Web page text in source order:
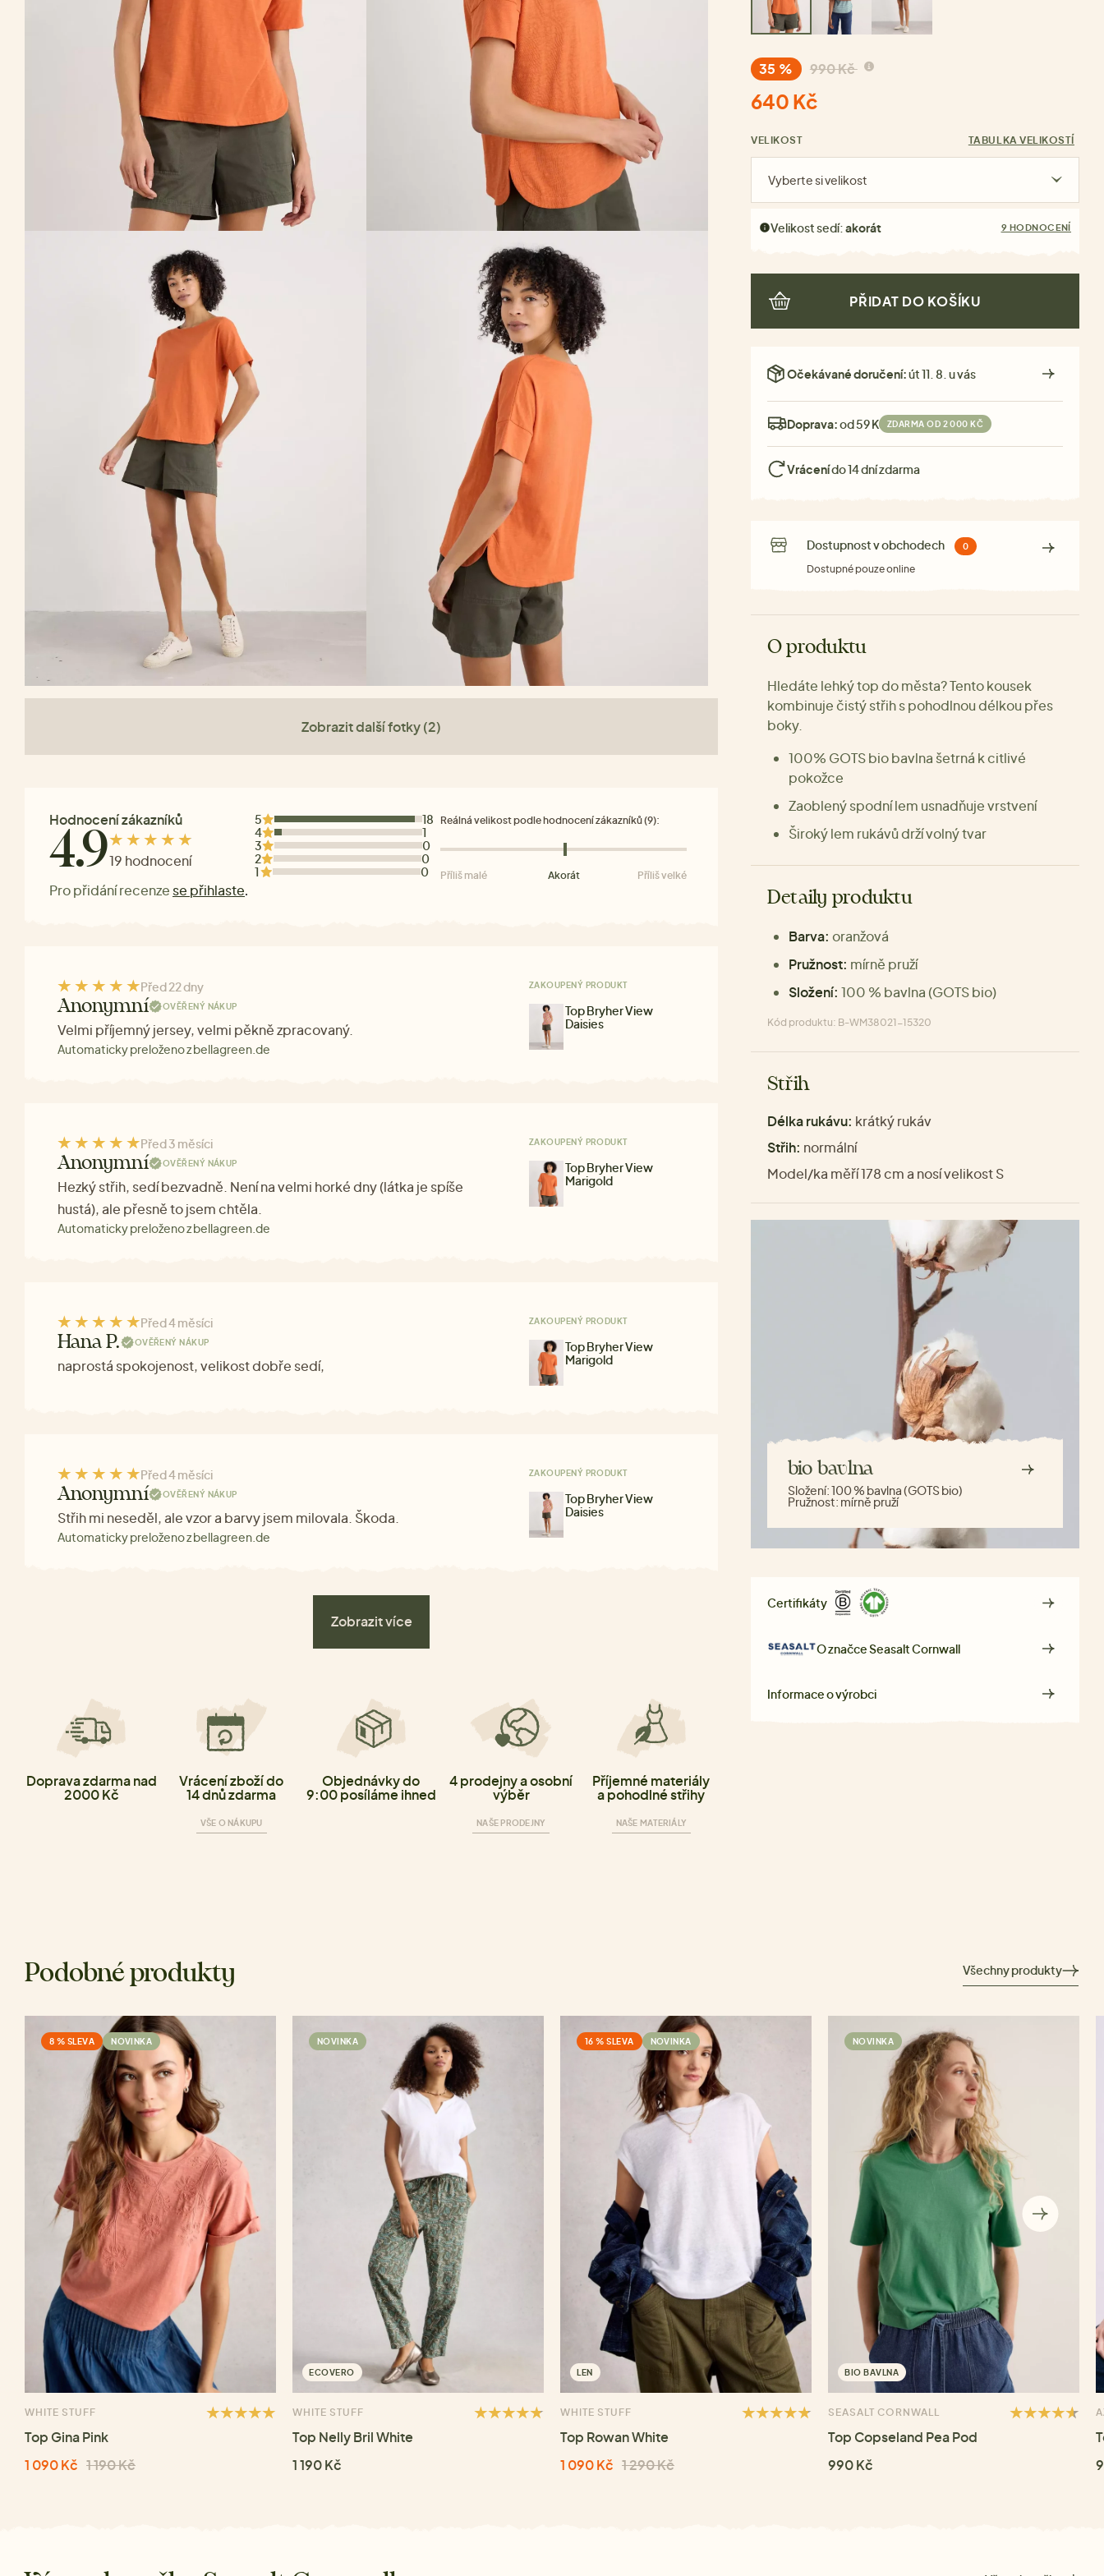
Zobrazit další fotky (2)
Hodnocení zákazníků
4.919 hodnocení
Pro přidání recenze se přihlaste.
5
18
4
1
3
0
2
0
1
0
Reálná velikost podle hodnocení zákazníků (9):
Příliš malé Akorát Příliš velké
Před 22 dny
Anonymní OVĚŘENÝ NÁKUP
Velmi příjemný jersey, velmi pěkně zpracovaný.
Automaticky preloženo z bellagreen.de
ZAKOUPENÝ PRODUKT
Top Bryher View
Daisies
Před 3 měsíci
Anonymní OVĚŘENÝ NÁKUP
Hezký střih, sedí bezvadně. Není na velmi horké dny (látka je spíše
hustá), ale přesně to jsem chtěla.
Automaticky preloženo z bellagreen.de
ZAKOUPENÝ PRODUKT
Top Bryher View
Marigold
Před 4 měsíci
Hana P. OVĚŘENÝ NÁKUP
naprostá spokojenost, velikost dobře sedí,
ZAKOUPENÝ PRODUKT
Top Bryher View
Marigold
Před 4 měsíci
Anonymní OVĚŘENÝ NÁKUP
Střih mi neseděl, ale vzor a barvy jsem milovala. Škoda.
Automaticky preloženo z bellagreen.de
ZAKOUPENÝ PRODUKT
Top Bryher View
Daisies
Zobrazit více
Doprava zdarma nad
2000 Kč
Vrácení zboží do
14 dnů zdarma
VŠE O NÁKUPU
Objednávky do
9:00 posíláme ihned
4 prodejny a osobní
výběr
NAŠE PRODEJNY
Příjemné materiály
a pohodlné střihy
NAŠE MATERIÁLY
35 % 990 Kč
640 Kč
VELIKOST TABULKA VELIKOSTÍ
Vyberte si velikost
Velikost sedí:akorát 9 HODNOCENÍ
PŘIDAT DO KOŠÍKU
Očekávané doručení:út 11. 8. u vás
Doprava:od 59 Kč ZDARMA OD 2 000 KČ
Vrácenído 14 dní zdarma
Dostupnost v obchodech 0
Dostupné pouze online
O produktu
Hledáte lehký top do města? Tento kousek
kombinuje čistý střih s pohodlnou délkou přes
boky.
100% GOTS bio bavlna šetrná k citlivé
pokožce
Zaoblený spodní lem usnadňuje vrstvení
Široký lem rukávů drží volný tvar
Detaily produktu
Barva: oranžová
Pružnost: mírně pruží
Složení: 100 % bavlna (GOTS bio)
Kód produktu: B-WM38021-15320
Střih
Délka rukávu: krátký rukáv
Střih: normální
Model/ka měří 178 cm a nosí velikost S
bio bavlna
Složení:100 % bavlna (GOTS bio)
Pružnost: mírně pruží
Certifikáty
O značceSeasalt Cornwall
Informace o výrobci
Podobné produkty Všechny produkty
8 % SLEVA NOVINKA
WHITE STUFF
Top Gina Pink
1 090 Kč 1 190 Kč
NOVINKA
ECOVERO
WHITE STUFF
Top Nelly Bril White
1 190 Kč
16 % SLEVA NOVINKA
LEN
WHITE STUFF
Top Rowan White
1 090 Kč 1 290 Kč
NOVINKA
BIO BAVLNA
SEASALT CORNWALL
Top Copseland Pea Pod
990 Kč